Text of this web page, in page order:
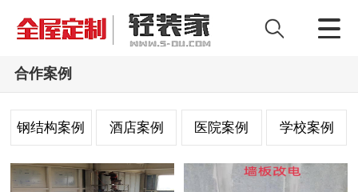
合作案例
钢结构案例 酒店案例 医院案例 学校案例